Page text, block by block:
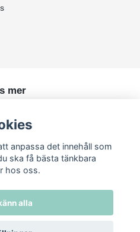
mer
anpassa det innehåll som
ska få bästa tänkbara
hos oss.
alla